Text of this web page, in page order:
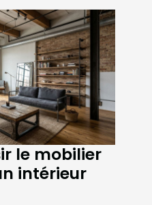
le mobilier
intérieur